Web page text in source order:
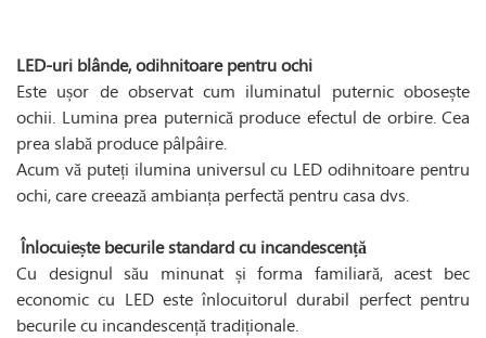
LED-uri blânde, odihnitoare pentru ochi
Este ușor de observat cum iluminatul puternic obosește
ochii. Lumina prea puternică produce efectul de orbire. Cea
prea slabă produce pâlpâire.
Acum vă puteți ilumina universul cu LED odihnitoare pentru
ochi, care creează ambianța perfectă pentru casa dvs.
Înlocuiește becurile standard cu incandescență
Cu designul său minunat și forma familiară, acest bec
economic cu LED este înlocuitorul durabil perfect pentru
becurile cu incandescență tradiționale.